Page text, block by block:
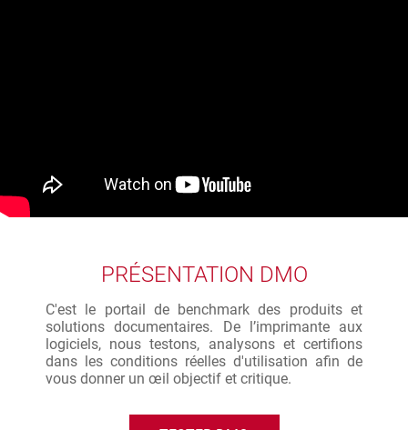
PRÉSENTATION DMO
C'est le portail de benchmark des produits et
solutions documentaires. De l’imprimante aux
logiciels, nous testons, analysons et certifions
dans les conditions réelles d'utilisation afin de
vous donner un œil objectif et critique.